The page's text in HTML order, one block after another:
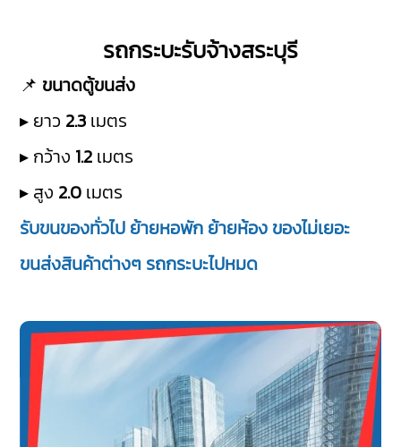
รถกระบะรับจ้างสระบุรี
📌 ขนาดตู้ขนส่ง
▸ ยาว 2.3 เมตร
▸ กว้าง 1.2 เมตร
▸ สูง 2.0 เมตร
รับขนของทั่วไป ย้ายหอพัก ย้ายห้อง ของไม่เยอะ
ขนส่งสินค้าต่างๆ รถกระบะไปหมด